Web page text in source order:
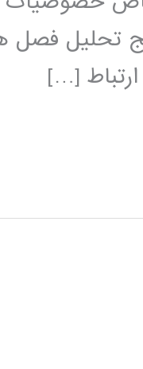
تحلیل
[…]